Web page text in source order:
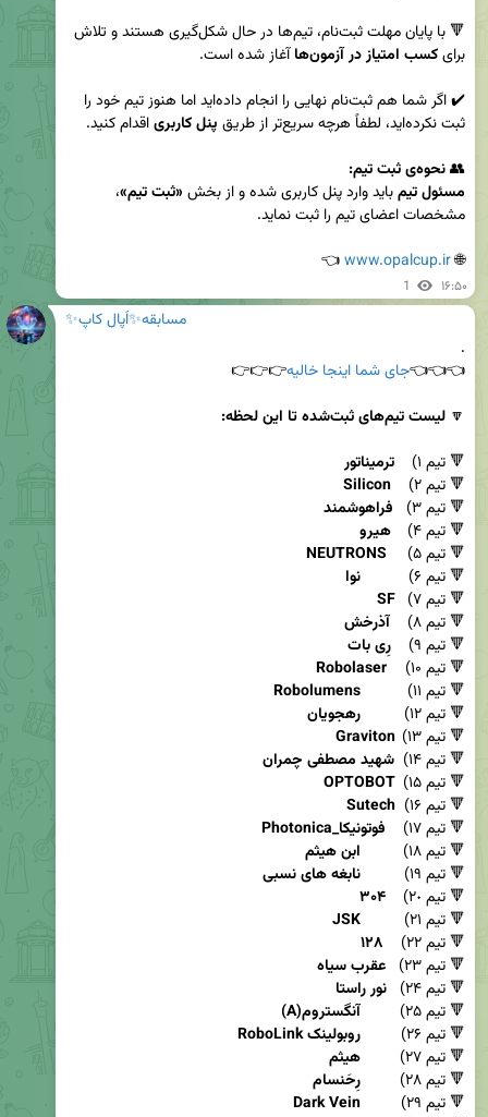
برای کسب امتیاز در آزمون‌ها
ثبت نکرده‌اید، لطفاً هرچه سریع‌تر از طریق
پنل کاربری
👥 نحوه‌ی ثبت تیم:
مسئول تیم باید وارد پنل کاربری شده و از بخش «ثبت تیم»
🌐
www.opalcup.ir
👈
1 ۱۶:۵۰
مسابقه✨اُپال کاپ✨
👈👈👈جای شما اینجا خالیه
🔽 لیست تیم‌های ثبت‌شده تا این لحظه:
🔻 تیم ۱)
ترمیناتور
🔻 تیم ۲)
Silicon
🔻 تیم ۳)
فراهوشمند
🔻 تیم ۴)
هیرو
🔻 تیم ۵)
NEUTRONS
🔻 تیم ۶)
نوا
🔻 تیم ۷)
SF
🔻 تیم ۸)
آذرخش
🔻 تیم ۹)
رِی بات
🔻 تیم ۱۰)
Robolaser
🔻 تیم ۱۱)
Robolumens
🔻 تیم ۱۲)
رهجویان
🔻 تیم ۱۳)
Graviton
🔻 تیم ۱۴)
شهید مصطفی چمران
🔻 تیم ۱۵)
OPTOBOT
🔻 تیم ۱۶)
Sutech
🔻 تیم ۱۷)
Photonica_فوتونیکا
🔻 تیم ۱۸)
ابن هیثم
🔻 تیم ۱۹)
نابغه های نسبی
🔻 تیم ۲٠)
۳۰۴
🔻 تیم ۲۱)
JSK
🔻 تیم ۲۲)
۱۲۸
🔻 تیم ۲۳)
عقرب سیاه
🔻 تیم ۲۴)
نور راستا
🔻 تیم ۲۵)
آنگستروم(A)
🔻 تیم ۲۶)
روبولینک RoboLink
🔻 تیم ۲۷)
هیثم
🔻 تیم ۲۸)
رِحَنسام
🔻 تیم ۲۹)
Dark Vein